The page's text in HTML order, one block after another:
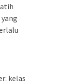
kelas